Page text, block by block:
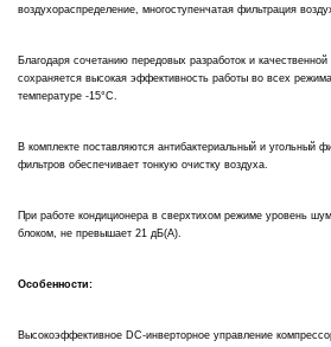
воздухораспределение, многоступенчатая фильтрация
Благодаря сочетанию передовых разработок и
сохраняется высокая эффективность работы во всех
температуре -15°С.
В комплекте поставляются антибактериальный и угольный
фильтров обеспечивает тонкую очистку воздуха.
При работе кондиционера в сверхтихом режиме уровень
блоком, не превышает 21 дБ(А).
Особенности:
Высокоэффективное DC-инверторное управление